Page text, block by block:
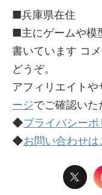
■兵庫県在住
■主にゲームや模
書いています コ
どうぞ。
アフィリエイト
ージでご確認いた
◆プライバシー
◆お問い合わせは